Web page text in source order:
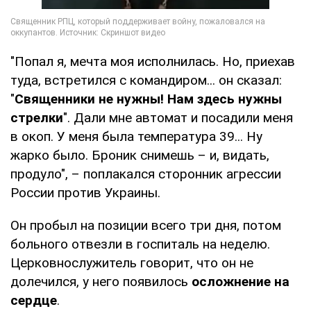
"Попал я, мечта моя исполнилась. Но, приехав
туда, встретился с командиром... он сказал:
"Священники не нужны! Нам здесь нужны
стрелки". Дали мне автомат и посадили меня
в окоп. У меня была температура 39... Ну
жарко было. Броник снимешь – и, видать,
продуло", – поплакался сторонник агрессии
России против Украины.
Он пробыл на позиции всего три дня, потом
больного отвезли в госпиталь на неделю.
Церковнослужитель говорит, что он не
долечился, у него появилось осложнение на
сердце.